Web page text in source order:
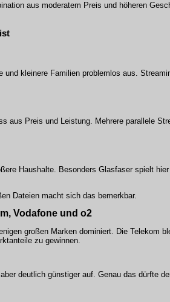
aus moderatem Preis und höheren
kleinere Familien problemlos aus.
aus Preis und Leistung. Mehrere parallele
Haushalte. Besonders Glasfaser spielt
Dateien macht sich das bemerkbar.
Vodafone und o2
großen Marken dominiert. Die Telekom
zu gewinnen.
deutlich günstiger auf. Genau das dürfte